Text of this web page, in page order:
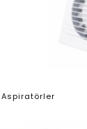
Aspiratörler